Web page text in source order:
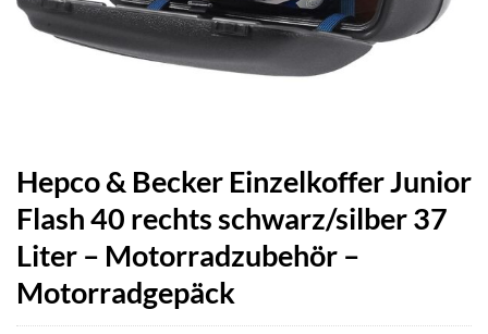
Hepco & Becker Einzelkoffer Junior
Flash 40 rechts schwarz/silber 37
Liter – Motorradzubehör –
Motorradgepäck